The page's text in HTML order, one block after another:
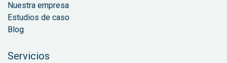
Nuestra empresa
Estudios de caso
Blog
Servicios